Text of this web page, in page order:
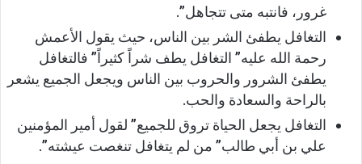
غرور، فانتبه متى تتجاهل”.
التغافل يطفئ الشر بين الناس، حيث يقول الأعمش
رحمة الله عليه” التغافل يطف شراً كثيراً” فالتغافل
يطفئ الشرور والحروب بين الناس ويجعل الجميع يشعر
بالراحة والسعادة والحب.
التغافل يجعل الحياة تروق للجميع” لقول أمير المؤمنين
علي بن أبي طالب” من لم يتغافل تنغصت عيشته”.